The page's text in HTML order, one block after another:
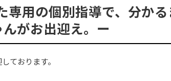
専用の個別指導で、分か
がお出迎え。ー
ております。